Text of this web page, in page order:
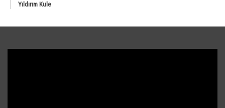
Yıldırım Kule